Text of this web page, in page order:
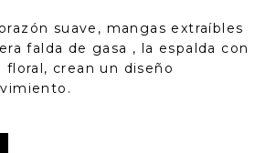
suave, mangas extraíbles
falda de gasa , la espalda con
floral, crean un diseño